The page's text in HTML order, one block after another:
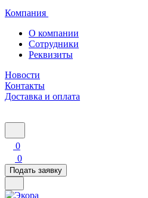
Компания
О компании
Сотрудники
Реквизиты
Новости
Контакты
Доставка и оплата
0
0
Подать заявку